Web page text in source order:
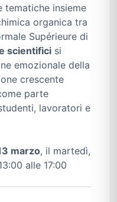
tematiche insieme
organica tra
Supérieure di
scientifici si
emozionale della
crescente
parte
lavoratori e
marzo, il martedì,
alle 17:00